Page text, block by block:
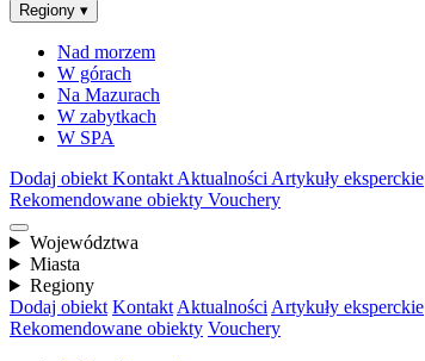
Regiony ▾
Nad morzem
W górach
Na Mazurach
W zabytkach
W SPA
Dodaj obiekt Kontakt Aktualności Artykuły eksperckie
Rekomendowane obiekty Vouchery
Województwa
Miasta
Regiony
Dodaj obiekt Kontakt Aktualności Artykuły eksperckie
Rekomendowane obiekty Vouchery